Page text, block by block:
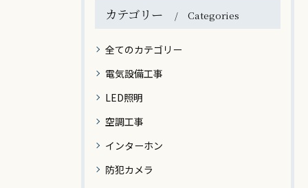
カテゴリー Categories
全てのカテゴリー
電気設備工事
LED照明
空調工事
インターホン
防犯カメラ